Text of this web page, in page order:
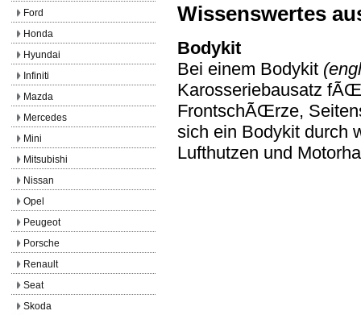
Wissenswertes
Bodykit
Bei einem Bodykit
Karosseriebausatz
FrontschÃŒrze,
sich ein Bodykit durch
Lufthutzen und
Ford
Honda
Hyundai
Infiniti
Mazda
Mercedes
Mini
Mitsubishi
Nissan
Opel
Peugeot
Porsche
Renault
Seat
Skoda